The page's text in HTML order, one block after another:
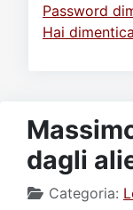
Password
Hai
dagli
Categoria: